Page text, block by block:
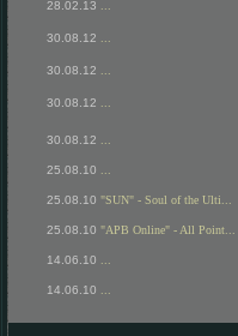
28.02.13
30.08.12
30.08.12
30.08.12
30.08.12
25.08.10
25.08.10 "SUN" - Soul of the Ulti...
25.08.10 "APB Online" - All Point...
14.06.10
14.06.10